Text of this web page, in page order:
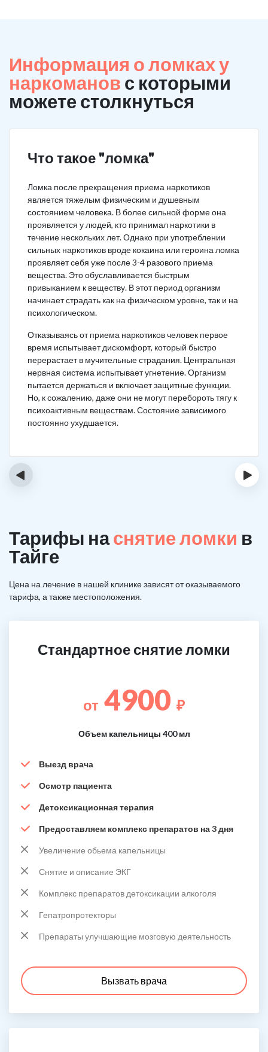
Информация о ломках у
наркоманов с которыми
можете столкнуться
Что такое "ломка"
Ломка после прекращения приема наркотиков
является тяжелым физическим и душевным
состоянием человека. В более сильной форме она
проявляется у людей, кто принимал наркотики в
течение нескольких лет. Однако при употреблении
сильных наркотиков вроде кокаина или героина ломка
проявляет себя уже после 3-4 разового приема
вещества. Это обуславливается быстрым
привыканием к веществу. В этот период организм
начинает страдать как на физическом уровне, так и на
психологическом.
Отказываясь от приема наркотиков человек первое
время испытывает дискомфорт, который быстро
перерастает в мучительные страдания. Центральная
нервная система испытывает угнетение. Организм
пытается держаться и включает защитные функции.
Но, к сожалению, даже они не могут перебороть тягу к
психоактивным веществам. Состояние зависимого
постоянно ухудшается.
‹ ›
Тарифы наснятие ломки в
Тайге
Цена на лечение в нашей клинике зависят от оказываемого
тарифа, а также местоположения.
Стандартное снятие ломки
от 4900 ₽
Объем капельницы 400 мл
Выезд врача
Осмотр пациента
Детоксикационная терапия
Предоставляем комплекс препаратов на 3 дня
Увеличение обьема капельницы
Снятие и описание ЭКГ
Комплекс препаратов детоксикации алкоголя
Гепатропротекторы
Препараты улучшающие мозговую деятельность
Вызвать врача